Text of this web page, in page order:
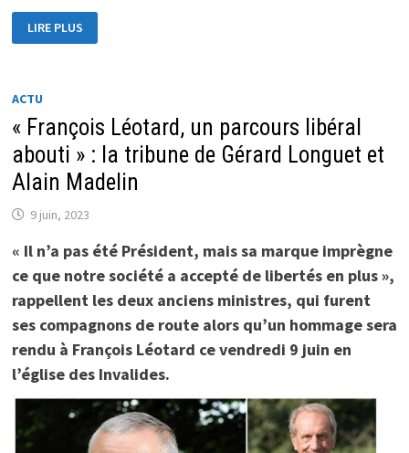
D’ACTUALITÉ
AU
LONGUET
HOMMAGE
AVANT
LA
FIN
DE
SON
LIRE PLUS
ACTU
« François Léotard, un parcours libéral
abouti » : la tribune de Gérard Longuet et
Alain Madelin
9 juin, 2023
« Il n’a pas été Président, mais sa marque imprègne
ce que notre société a accepté de libertés en plus »,
rappellent les deux anciens ministres, qui furent
ses compagnons de route alors qu’un hommage sera
rendu à François Léotard ce vendredi 9 juin en
l’église des Invalides.